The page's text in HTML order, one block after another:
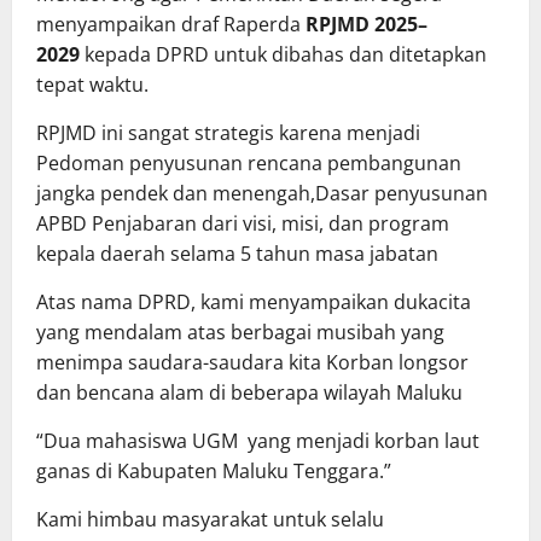
menyampaikan draf Raperda RPJMD 2025–
2029 kepada DPRD untuk dibahas dan ditetapkan
tepat waktu.
RPJMD ini sangat strategis karena menjadi
Pedoman penyusunan rencana pembangunan
jangka pendek dan menengah,Dasar penyusunan
APBD Penjabaran dari visi, misi, dan program
kepala daerah selama 5 tahun masa jabatan
Atas nama DPRD, kami menyampaikan dukacita
yang mendalam atas berbagai musibah yang
menimpa saudara-saudara kita Korban longsor
dan bencana alam di beberapa wilayah Maluku
“Dua mahasiswa UGM yang menjadi korban laut
ganas di Kabupaten Maluku Tenggara.”
Kami himbau masyarakat untuk selalu